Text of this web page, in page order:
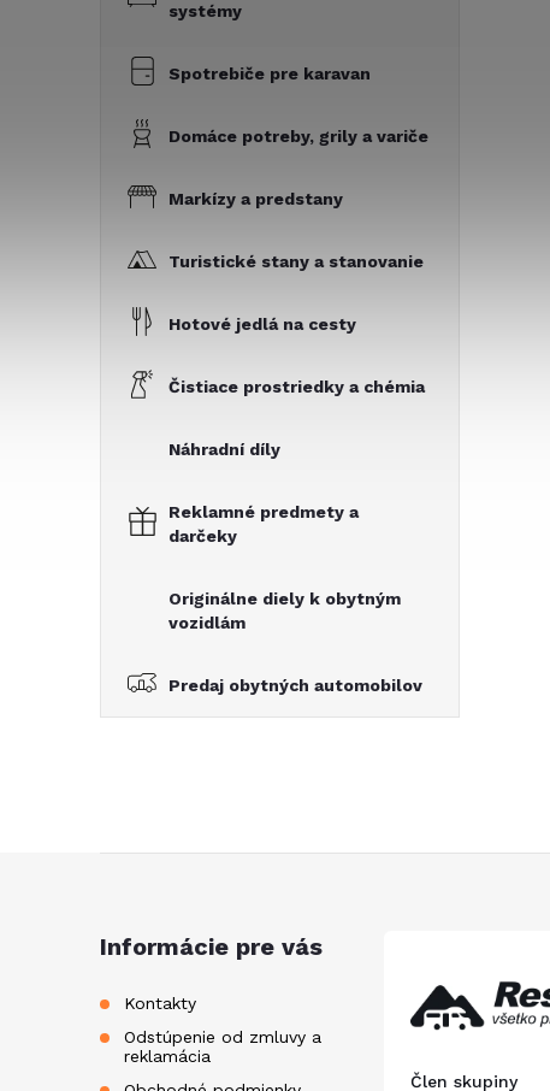
systémy
Spotrebiče pre karavan
Domáce potreby, grily a variče
Markízy a predstany
Turistické stany a stanovanie
Hotové jedlá na cesty
Čistiace prostriedky a chémia
Náhradní díly
Reklamné predmety a
darčeky
Originálne diely k obytným
vozidlám
Predaj obytných automobilov
Informácie pre vás
Kontakty
Odstúpenie od zmluvy a
reklamácia
Člen skupiny